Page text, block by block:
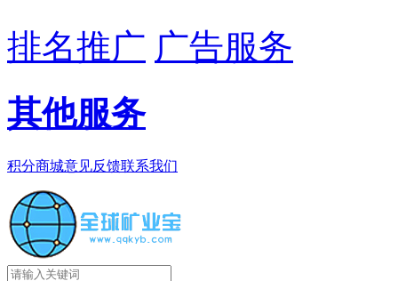
排名推广 广告服务
其他服务
积分商城意见反馈联系我们